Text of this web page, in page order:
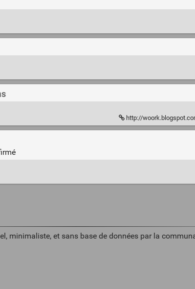
http://
minimaliste, et sans base de données par la